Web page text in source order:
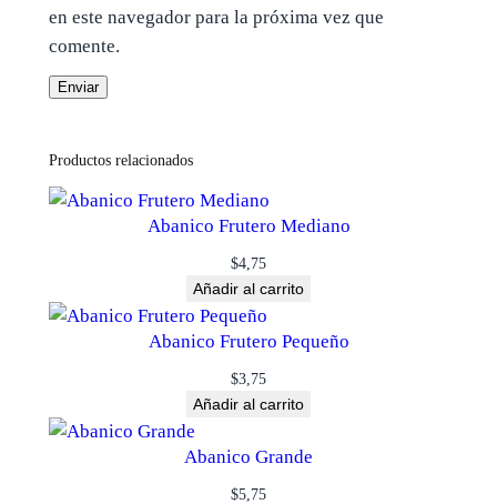
en este navegador para la próxima vez que
comente.
Productos relacionados
Abanico Frutero Mediano
$4,75
Añadir al carrito
Abanico Frutero Pequeño
$3,75
Añadir al carrito
Abanico Grande
$5,75